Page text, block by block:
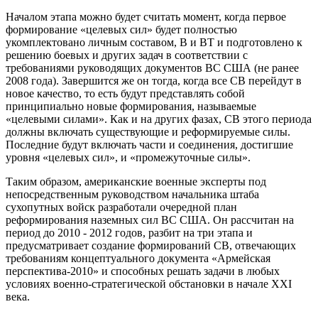
Началом этапа можно будет считать момент, когда первое
формирование «целевых сил» будет полностью
укомплектовано личным составом, В и ВТ и подготовлено к
решению боевых и других задач в соответствии с
требованиями руководящих документов ВС США (не ранее
2008 года). Завершится же он тогда, когда все СВ перейдут в
новое качество, то есть будут представлять собой
принципиально новые формирования, называемые
«целевыми силами». Как и на других фазах, СВ этого периода
должны включать существующие и реформируемые силы.
Последние будут включать части и соединения, достигшие
уровня «целевых сил», и «промежуточные силы».
Таким образом, американские военные эксперты под
непосредственным руководством начальника штаба
сухопутных войск разработали очередной план
реформирования наземных сил ВС США. Он рассчитан на
период до 2010 - 2012 годов, разбит на три этапа и
предусматривает создание формирований СВ, отвечающих
требованиям концептуального документа «Армейская
перспектива-2010» и способных решать задачи в любых
условиях военно-стратегической обстановки в начале XXI
века.